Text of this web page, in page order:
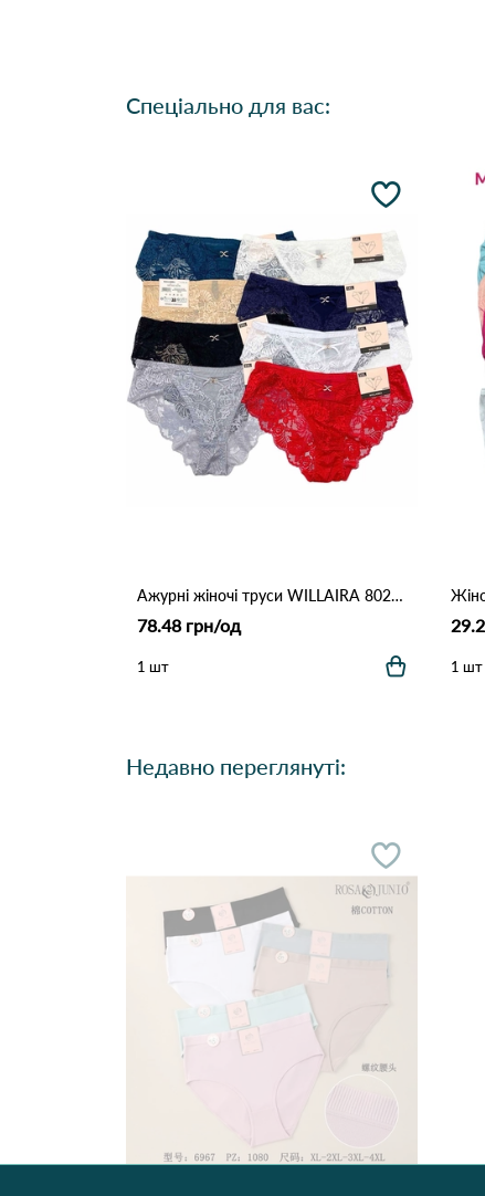
Спеціально для вас:
Ажурні жіночі труси WILLAIRA 8022 5б Різні кольори
78.48 грн/од
1 шт 1 шт
Недавно переглянуті: